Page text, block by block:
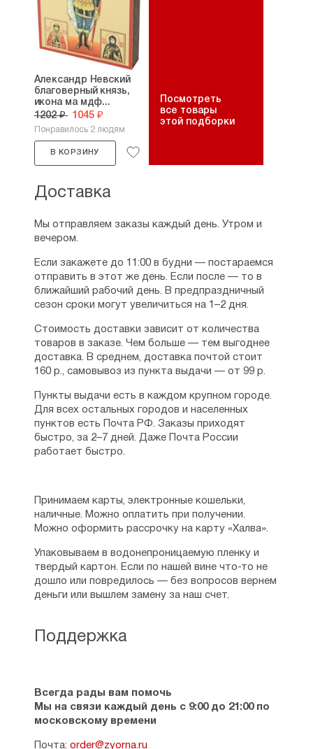
Александр Невский
благоверный князь,
икона ма мдф...
1202 ₽ 1045 ₽
Понравилось 2 людям
В КОРЗИНУ
Посмотреть
все товары
этой подборки
Поддержка
Всегда рады вам помочь
Мы на связи каждый день с 9:00 до 21:00 по
московскому времени
Почта: order@zyorna.ru
Доставка
Мы отправляем заказы каждый день. Утром и
вечером.
Если закажете до 11:00 в будни — постараемся
отправить в этот же день. Если после — то в
ближайший рабочий день. В предпраздничный
сезон сроки могут увеличиться на 1–2 дня.
Стоимость доставки зависит от количества
товаров в заказе. Чем больше — тем выгоднее
доставка. В среднем, доставка почтой стоит
160 р., самовывоз из пункта выдачи — от 99 р.
Пункты выдачи есть в каждом крупном городе.
Для всех остальных городов и населенных
пунктов есть Почта РФ. Заказы приходят
быстро, за 2–7 дней. Даже Почта России
работает быстро.
Принимаем карты, электронные кошельки,
наличные. Можно оплатить при получении.
Можно оформить рассрочку на карту «Халва».
Упаковываем в водонепроницаемую пленку и
твердый картон. Если по нашей вине что-то не
дошло или повредилось — без вопросов вернем
деньги или вышлем замену за наш счет.